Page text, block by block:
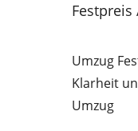
Festpreis
Umzug
Klarheit
Umzug